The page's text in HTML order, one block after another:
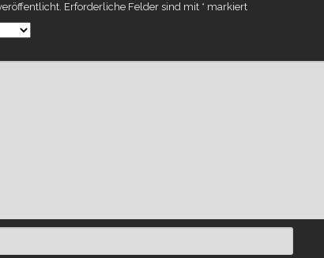
Erforderliche Felder sind mit * markiert